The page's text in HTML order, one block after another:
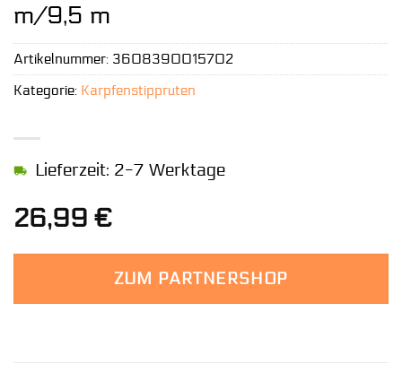
m/9,5 m
26,99 €
Lieferzeit: 2-7 Werktage
ZUM PARTNERSHOP
Artikelnummer: 3608390015702
Kategorie: Karpfenstippruten